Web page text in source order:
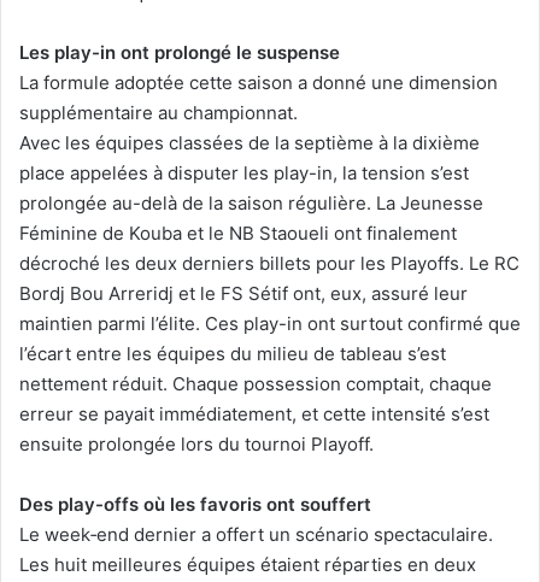
Les play-in ont prolongé le suspense
La formule adoptée cette saison a donné une dimension
supplémentaire au championnat.
Avec les équipes classées de la septième à la dixième
place appelées à disputer les play-in, la tension s’est
prolongée au-delà de la saison régulière. La Jeunesse
Féminine de Kouba et le NB Staoueli ont finalement
décroché les deux derniers billets pour les Playoffs. Le RC
Bordj Bou Arreridj et le FS Sétif ont, eux, assuré leur
maintien parmi l’élite. Ces play-in ont surtout confirmé que
l’écart entre les équipes du milieu de tableau s’est
nettement réduit. Chaque possession comptait, chaque
erreur se payait immédiatement, et cette intensité s’est
ensuite prolongée lors du tournoi Playoff.
Des play-offs où les favoris ont souffert
Le week‑end dernier a offert un scénario spectaculaire.
Les huit meilleures équipes étaient réparties en deux